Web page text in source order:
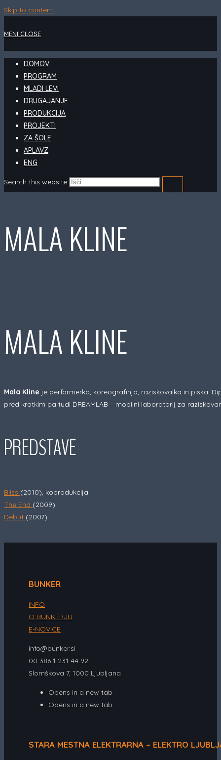
Skip to content
MENI CLOSE
DOMOV
PROGRAM
MLADI LEVI
DRUGAJANJE
PRODUKCIJA
PROJEKTI
ZA ŠOLE
APLAVZ
ENG
Search this website
MALA KLINE
MALA KLINE
Mala Kline je performerka, koreografinja, raziskovalka in piska.
pred kratkim pa tudi DREAMLAB – mobilni laboratorij za
PREDSTAVE
Bliss (2010), koprodukcija
The End (2009)
Début (2007)
BUNKER
INFO
O BUNKERJU
E-NOVICE
info@bunker.si
00 386 1 231 44 92
Slomškova 7, 1000 Ljubljana
Opens in a new tab
Opens in a new tab
STARA MESTNA ELEKTRARNA – ELEKTRO